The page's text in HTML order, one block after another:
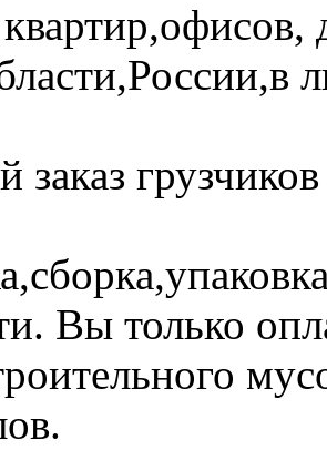
заказ
Вы только